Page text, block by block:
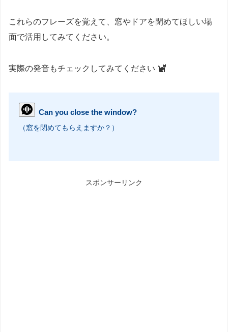
これらのフレーズを覚えて、窓やドアを閉めてほしい場
面で活用してみてください。
実際の発音もチェックしてみてください
Can you close the window?
（窓を閉めてもらえますか？）
スポンサーリンク